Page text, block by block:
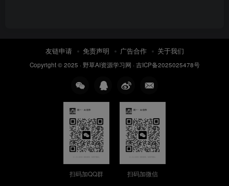
友链申请 免责声明 广告合作 关于我们
Copyright © 2025 · 野草AI资源学习网 · 吉ICP备2025025478号
扫码加QQ群 扫码加微信